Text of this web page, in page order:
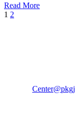
Read More
1 2